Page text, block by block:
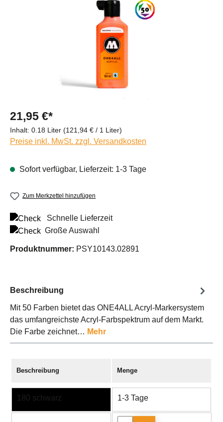
21,95 €*
Inhalt: 0.18 Liter (121,94 € / 1 Liter)
Preise inkl. MwSt. zzgl. Versandkosten
Sofort verfügbar, Lieferzeit: 1-3 Tage
Zum Merkzettel hinzufügen
Schnelle Lieferzeit
Große Auswahl
Produktnummer: PSY10143.02891
Beschreibung
Mit 50 Farben bietet das ONE4ALL Acryl-Markersystem
das umfangreichste Acryl-Farbspektrum auf dem Markt.
Die Farbe zeichnet… Mehr
Beschreibung Menge
180 schwarz 1-3 Tage